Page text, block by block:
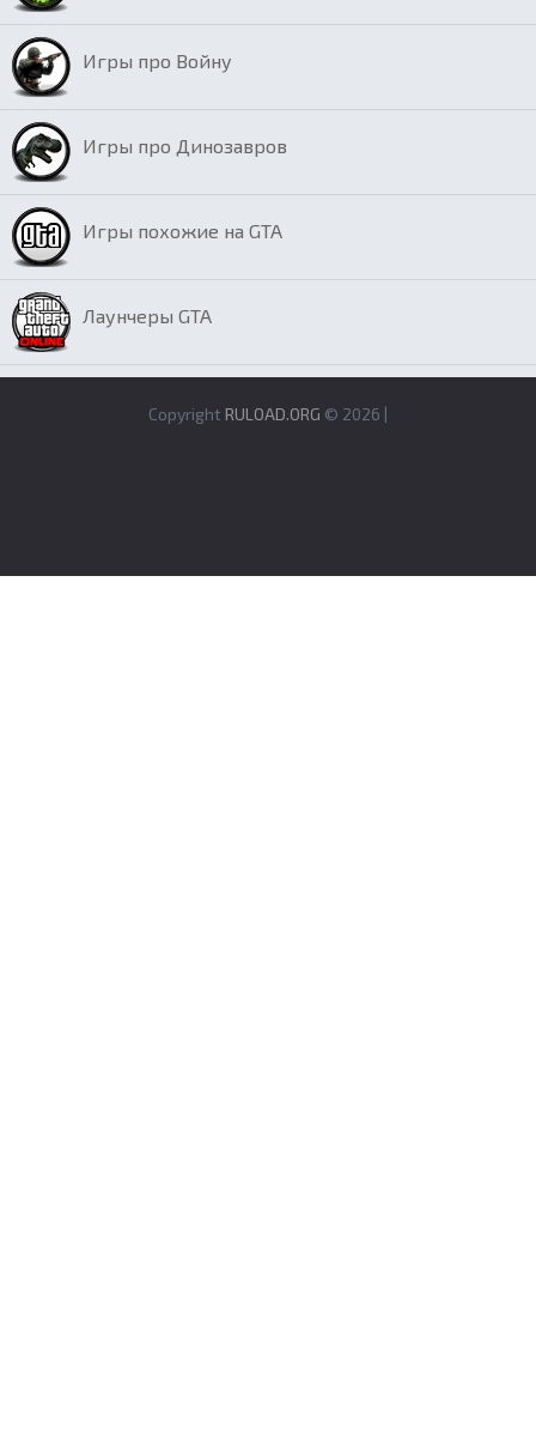
Игры про Войну
Игры про Динозавров
Игры похожие на GTA
Лаунчеры GTA
Copyright RULOAD.ORG © 2026 |